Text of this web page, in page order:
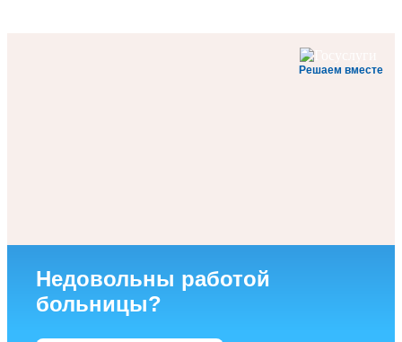
Решаем вместе
Недовольны работой
больницы?